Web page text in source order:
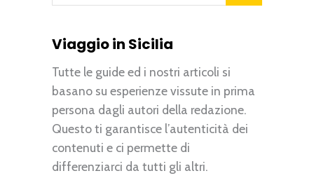
Viaggio in Sicilia
Tutte le guide ed i nostri articoli si
basano su esperienze vissute in prima
persona dagli autori della redazione.
Questo ti garantisce l’autenticità dei
contenuti e ci permette di
differenziarci da tutti gli altri.